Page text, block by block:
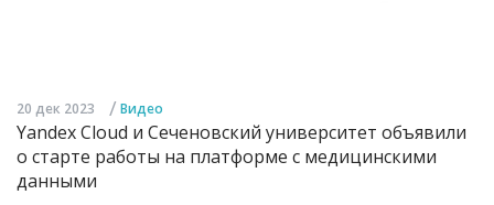
20 дек 2023 / Видео
Yandex Cloud и Сеченовский университет объявили
о старте работы на платформе с медицинскими
данными